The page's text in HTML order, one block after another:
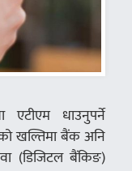
धाउनुपर्ने
खल्तिमा बैंक अनि
(डिजिटल बैंकिङ)